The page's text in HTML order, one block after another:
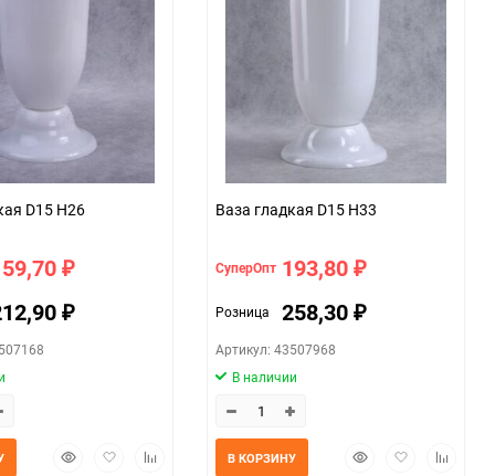
D15 H26
₽
₽
БыстрыйДобавитьДобавить
Ваза гладкая D15 H33
СуперОпт 193,80 ₽
Розница 258,30 ₽
Артикул: 43507968
В наличии
БыстрыйДобавить
В КОРЗИНУ